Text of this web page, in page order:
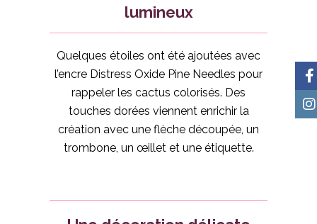
lumineux
Quelques étoiles ont été ajoutées avec
l’encre Distress Oxide Pine Needles pour
rappeler les cactus colorisés. Des
touches dorées viennent enrichir la
création avec une flèche découpée, un
trombone, un œillet et une étiquette.